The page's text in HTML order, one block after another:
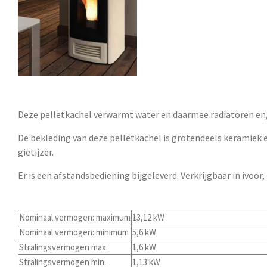
Deze pelletkachel verwarmt water en daarmee radiatoren
De bekleding van deze pelletkachel is grotendeels
gietijzer.
Er is een afstandsbediening bijgeleverd. Verkrijgbaar in
Nominaal vermogen: maximum 13,12 kW
Nominaal vermogen: minimum 5,6 kW
Stralingsvermogen max.
1,6 kW
Stralingsvermogen min.
1,13 kW